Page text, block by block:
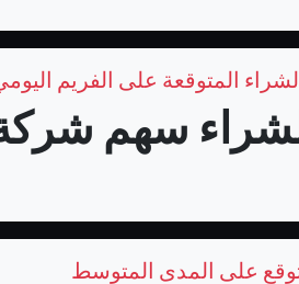
سهم شركة
على المدى المتوسط